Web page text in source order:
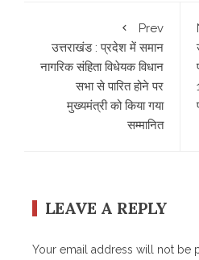
Prev
उत्तराखंड : प्रदेश में समान
नागरिक संहिता विधेयक विधान
सभा से पारित होने पर
मुख्यमंत्री को किया गया
सम्मानित
LEAVE A REPLY
Your email address will not be